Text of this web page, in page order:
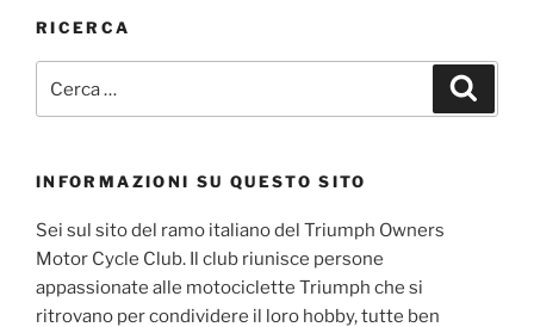
RICERCA
INFORMAZIONI SU QUESTO SITO
Sei sul sito del ramo italiano del Triumph Owners
Motor Cycle Club. Il club riunisce persone
appassionate alle motociclette Triumph che si
ritrovano per condividere il loro hobby, tutte ben